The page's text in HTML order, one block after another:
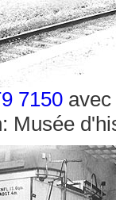
7150
Musée